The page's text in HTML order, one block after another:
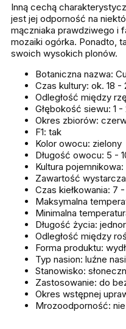
Inną cechą
jest jej odporność na
mączniaka prawdziwego i
mozaiki ogórka. Ponadto,
swoich wysokich plonów.
Botaniczna nazwa:
Czas kultury: ok. 18 -
Odległość między
Głębokość siewu: 1 -
Okres zbiorów:
F1: tak
Kolor owocu: zielony
Długość owocu: 5 -
Kultura
Zawartość
Czas kiełkowania: 7 -
Maksymalna
Minimalna
Długość życia:
Odległość między
Forma produktu:
Typ nasion: luźne
Stanowisko:
Zastosowanie: do
Okres wstępnej
Mrozoodporność: nie